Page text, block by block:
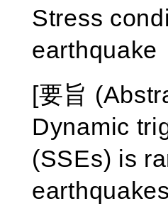
Stress
earthquake
[要旨
Dynamic
(SSEs) is